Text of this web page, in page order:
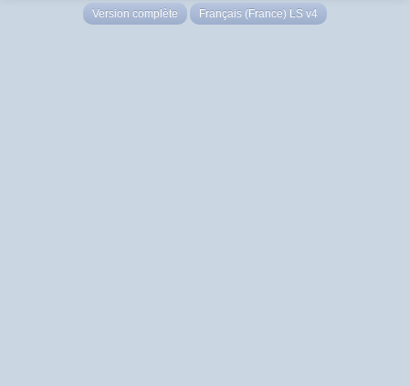
Version complète Français (France) LS v4